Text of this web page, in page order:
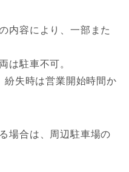
内容により、一部また
は駐車不可。
紛失時は営業開始時間か
場合は、周辺駐車場の